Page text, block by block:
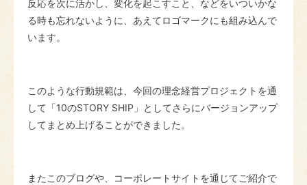
反応を次に活かし、変化を起こすこと、などをいついかな
る時も忘れないように、あえてロゴマークにも組み込んで
います。
このような行動規範は、今回の理念経営プロジェクトを通
して「10のSTORY SHIP」としてさらにバージョンアップ
してまとめ上げることができました。
またこのブログや、コーポレートサイトを通じてご紹介で